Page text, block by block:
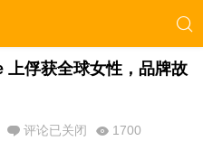
俘获全球女性，品牌故
评论已关闭 1700